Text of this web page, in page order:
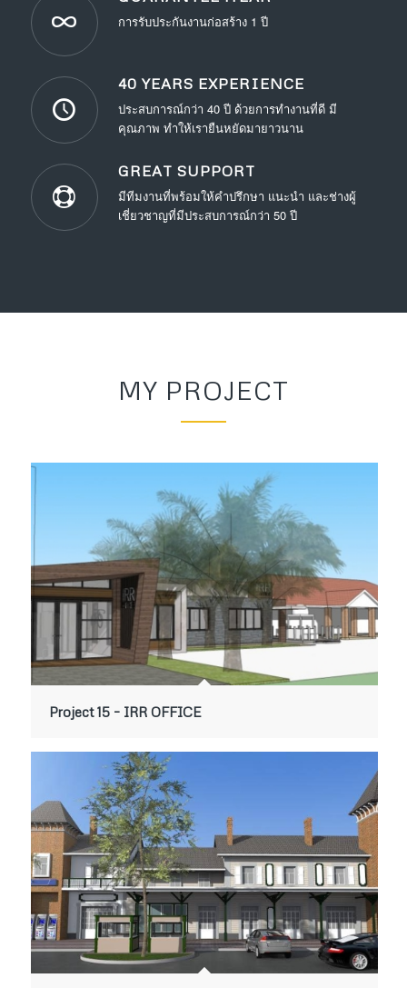
การรับประกันงานก่อสร้าง 1 ปี
40 YEARS EXPERIENCE
ประสบการณ์กว่า 40 ปี ด้วยการทำงานที่ดี มี
คุณภาพ ทำให้เรายืนหยัดมายาวนาน
GREAT SUPPORT
มีทีมงานที่พร้อมให้คำปรึกษา แนะนำ และช่างผู้
เชี่ยวชาญที่มีประสบการณ์กว่า 50 ปี
MY PROJECT
Project 15 – IRR OFFICE